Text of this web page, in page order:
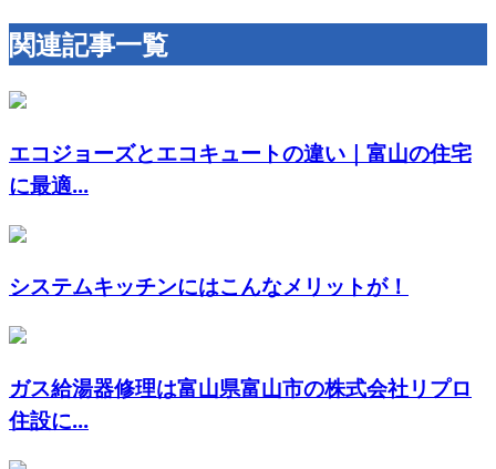
関連記事一覧
エコジョーズとエコキュートの違い｜富山の住宅
に最適...
システムキッチンにはこんなメリットが！
ガス給湯器修理は富山県富山市の株式会社リプロ
住設に...